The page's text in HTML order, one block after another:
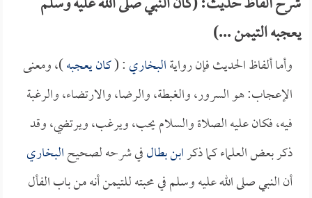
يعجبه التيمن ...)
وأما ألفاظ الحديث فإن روايةالبخاري: (كان يعجبه)، ومعنى
الإعجاب: هو السرور، والغبطة، والرضا، والارتضاء، والرغبة
فيه، فكان عليه الصلاة والسلام يحب، ويرغب، ويرتضي، وقد
ذكر بعض العلماء كما ذكرابن بطالفي شرحه لصحيحالبخاري
أن النبي صلى الله عليه وسلم في محبته للتيمن أنه من باب الفأل